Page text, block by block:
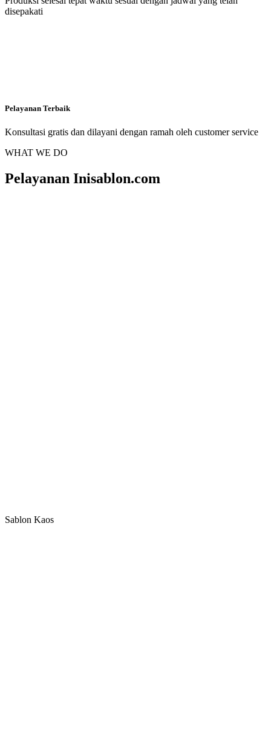
disepakati
Pelayanan Terbaik
Konsultasi gratis dan dilayani dengan ramah oleh customer service
WHAT WE DO
Pelayanan Inisablon.com
Sablon Kaos